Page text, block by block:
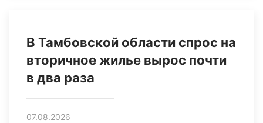
В Тамбовской области спрос на
вторичное жилье вырос почти
в два раза
07.08.2026